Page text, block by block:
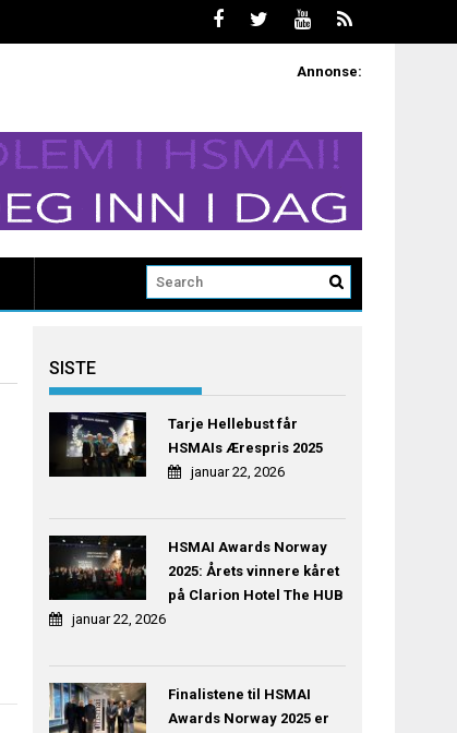
Annonse:
SISTE
Tarje Hellebust får
HSMAIs Ærespris 2025
januar 22, 2026
HSMAI Awards Norway
2025: Årets vinnere kåret
på Clarion Hotel The HUB
januar 22, 2026
Finalistene til HSMAI
Awards Norway 2025 er